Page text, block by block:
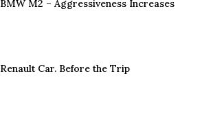
BMW M2 – Aggressiveness Increases
Renault Car. Before the Trip